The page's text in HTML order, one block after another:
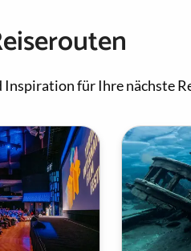
Inspiration für Ihre nächste